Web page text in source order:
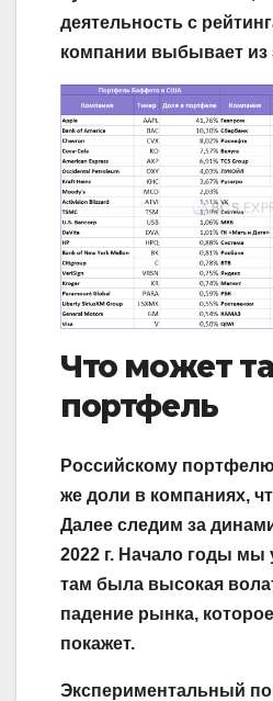
деятельность с
компании выбывает из
Что может
портфель
Российскому
же доли в компаниях,
Далее следим за
2022 г. Начало годы мы
там была высокая
падение рынка,
покажет.
Экспериментальный